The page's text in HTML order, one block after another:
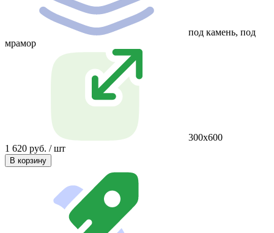
под камень, под
мрамор
300х600
1 620 руб. / шт
В корзину